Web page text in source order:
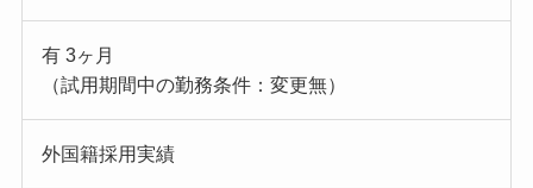
有 3ヶ月
（試用期間中の勤務条件：変更無）
外国籍採用実績